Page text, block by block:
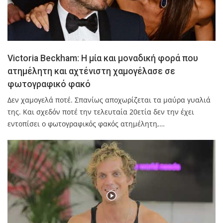
Victoria Beckham: Η μία και μοναδική φορά που
ατημέλητη και αχτένιστη χαμογέλασε σε
φωτογραφικό φακό
Δεν χαμογελά ποτέ. Σπανίως αποχωρίζεται τα μαύρα γυαλιά
της. Και σχεδόν ποτέ την τελευταία 20ετία δεν την έχει
εντοπίσει ο φωτογραφικός φακός ατημέλητη,…